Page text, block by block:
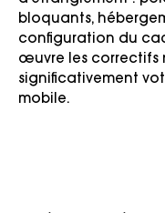
bloquants,
configuration du
œuvre les correctifs
significativement
mobile.